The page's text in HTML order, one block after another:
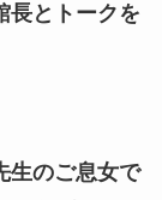
長とトークを
生のご息女で